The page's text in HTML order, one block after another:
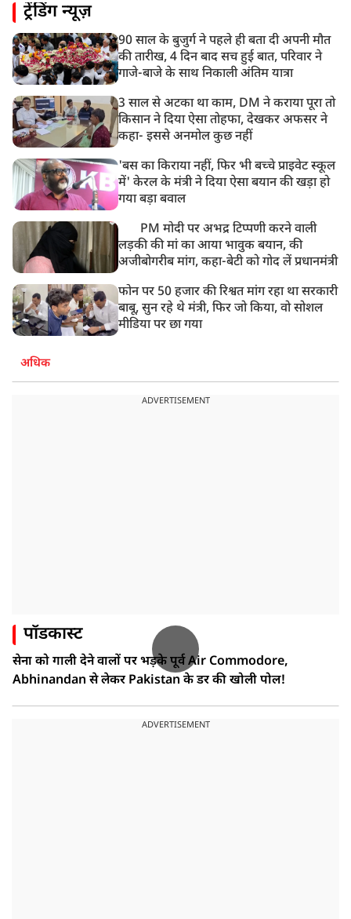
असम बाढ़: 13 जिलों में 15 लाख से ज्यादा लोग प्रभावित, मृतकों
10:21 AM
हिमाचल के चंबा में बड़ा सड़क हादसा, 7 यात्रियों की मौत; 11
घायल
ट्रेंडिंग न्यूज़
90 साल के बुजुर्ग ने पहले ही बता दी अपनी मौत
की तारीख, 4 दिन बाद सच हुई बात, परिवार ने
गाजे-बाजे के साथ निकाली अंतिम यात्रा
3 साल से अटका था काम, DM ने कराया पूरा तो
किसान ने दिया ऐसा तोहफा, देखकर अफसर ने
कहा- इससे अनमोल कुछ नहीं
'बस का किराया नहीं, फिर भी बच्चे प्राइवेट स्कूल
में' केरल के मंत्री ने दिया ऐसा बयान की खड़ा हो
गया बड़ा बवाल
PM मोदी पर अभद्र टिप्पणी करने वाली
लड़की की मां का आया भावुक बयान, की
अजीबोगरीब मांग, कहा-बेटी को गोद लें प्रधानमंत्री
फोन पर 50 हजार की रिश्वत मांग रहा था सरकारी
बाबू, सुन रहे थे मंत्री, फिर जो किया, वो सोशल
मीडिया पर छा गया
अधिक
ADVERTISEMENT
पॉडकास्ट
सेना को गाली देने वालों पर भड़के पूर्व Air Commodore,
Abhinandan से लेकर Pakistan के डर की खोली पोल!
ADVERTISEMENT